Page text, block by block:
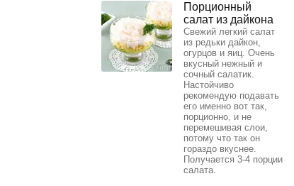
Порционный
салат из дайкона
Свежий легкий салат
из редьки дайкон,
огурцов и яиц. Очень
вкусный нежный и
сочный салатик.
Настойчиво
рекомендую подавать
его именно вот так,
порционно, и не
перемешивая слои,
потому что так он
гораздо вкуснее.
Получается 3-4 порции
салата.